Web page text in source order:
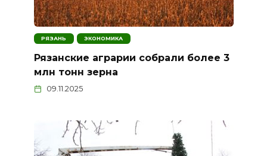
РЯЗАНЬ ЭКОНОМИКА
Рязанские аграрии собрали более 3
млн тонн зерна
09.11.2025